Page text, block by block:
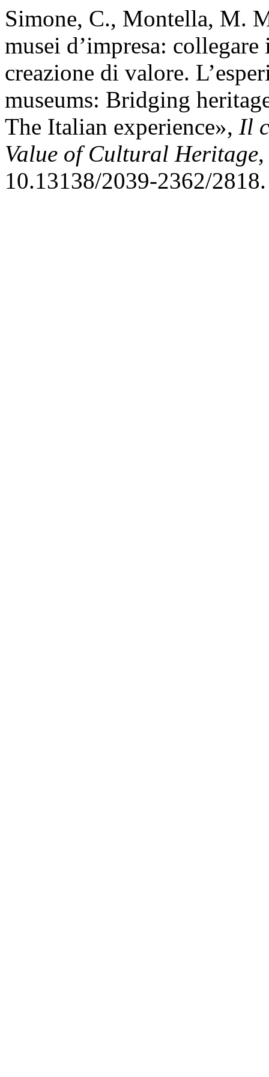
Simone, C., Montella, M.
musei d’impresa:
creazione di valore.
museums: Bridging
The Italian experience», Il
Value of Cultural Heritage
10.13138/2039-2362/2818.